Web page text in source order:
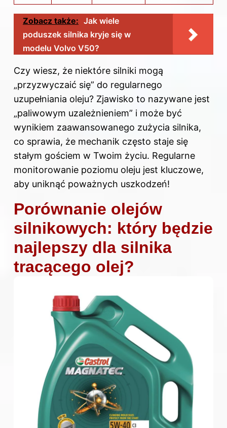
Zobacz także: Jak wiele
poduszek silnika kryje się w
modelu Volvo V50?
Czy wiesz, że niektóre silniki mogą
„przyzwyczaić się” do regularnego
uzupełniania oleju? Zjawisko to nazywane jest
„paliwowym uzależnieniem” i może być
wynikiem zaawansowanego zużycia silnika,
co sprawia, że mechanik często staje się
stałym gościem w Twoim życiu. Regularne
monitorowanie poziomu oleju jest kluczowe,
aby uniknąć poważnych uszkodzeń!
Porównanie olejów
silnikowych: który będzie
najlepszy dla silnika
tracącego olej?